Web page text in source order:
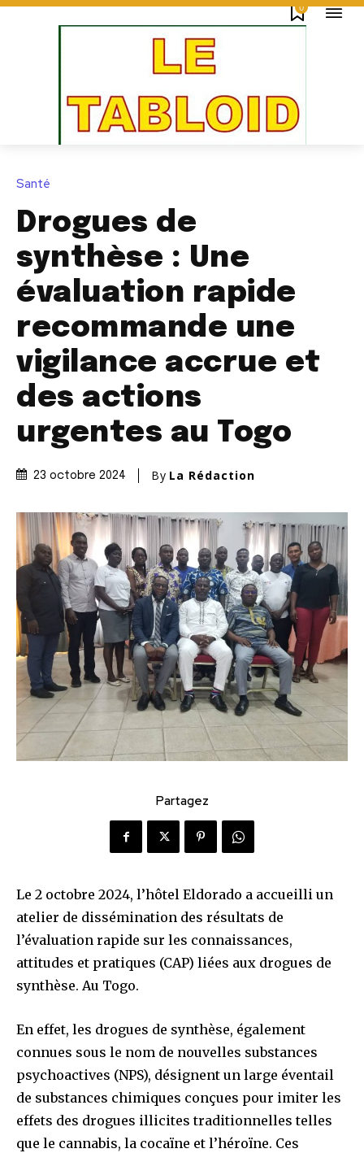
0
Santé
Drogues de
synthèse : Une
évaluation rapide
recommande une
vigilance accrue et
des actions
urgentes au Togo
23 octobre 2024 By La Rédaction
Partagez
Le 2 octobre 2024, l’hôtel Eldorado a accueilli un
atelier de dissémination des résultats de
l’évaluation rapide sur les connaissances,
attitudes et pratiques (CAP) liées aux drogues de
synthèse. Au Togo.
En effet, les drogues de synthèse, également
connues sous le nom de nouvelles substances
psychoactives (NPS), désignent un large éventail
de substances chimiques conçues pour imiter les
effets des drogues illicites traditionnelles telles
que le cannabis, la cocaïne et l’héroïne. Ces